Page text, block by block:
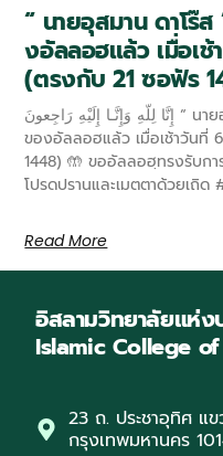
“ นายอุสมาน ดาโร๊
งอัลลอฮแล้ว เมื่อเ
(ตรงกับ 21 ซอฟัร
إِنَّا لِلّهِ وَإِنَّـا إِلَيْهِ رَاجِعونَ “ นายอุสมาน ดาโร๊ส ”ได้กลับสู่ความเมตตา
ของอัลลอฮแล้ว เมื่อเช้าวันที่
1448) 🤲 ขออัลลอฮฺทรงรับก
Read More
อิสลามวิทยาลัยแห่ง
Islamic College
23 ถ. ประชาอุทิศ แ
กรุงเทพมหานคร